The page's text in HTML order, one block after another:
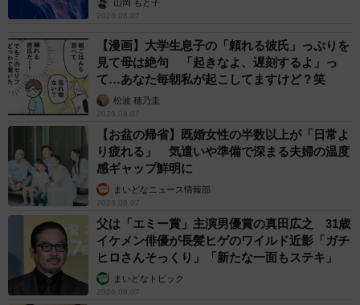
山岡 もと子
2026.08.07
【漫画】大学生息子の「頼れる彼氏」っぷりを
見て母は絶句 「起きなよ、遅刻するよ」っ
て…あなた毎朝私が起こしてますけど？笑
松波 穂乃圭
2026.08.07
【お盆の帰省】既婚女性の半数以上が「日常よ
り疲れる」 気遣いや準備で深まる夫婦の温度
感ギャップ鮮明に
まいどなニュース情報部
2026.08.07
父は「エミー賞」主演男優賞の真田広之 31歳
イケメン俳優が長髪ヒゲのワイルド近影「ガチ
ヒロさんそっくり」「新たな一面もステキ」
まいどなトピック
2026.08.07